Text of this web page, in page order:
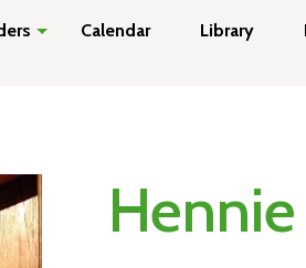
Calendar Library